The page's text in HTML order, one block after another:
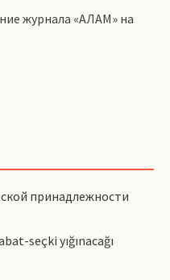
журнала «АЛАМ» на
принадлежности
seçki yığınacağı